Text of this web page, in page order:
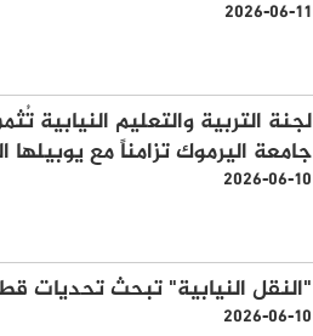
2026-06-11
لجنة التربية والتعليم النيابية
جامعة اليرموك تزامناً مع
2026-06-10
"النقل النيابية" تبحث تحديات
2026-06-10